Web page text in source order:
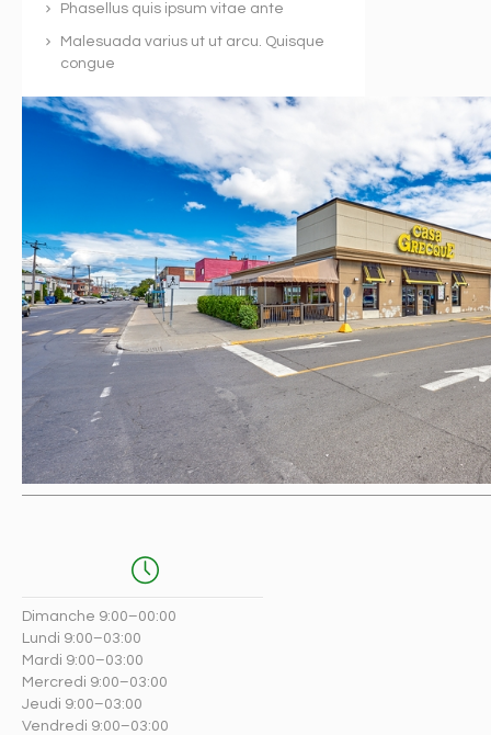
Phasellus quis ipsum vitae ante
Malesuada varius ut ut arcu. Quisque
congue
Dimanche 9:00–00:00
Lundi 9:00–03:00
Mardi 9:00–03:00
Mercredi 9:00–03:00
Jeudi 9:00–03:00
Vendredi 9:00–03:00